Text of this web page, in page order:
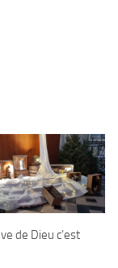
de Dieu c’est